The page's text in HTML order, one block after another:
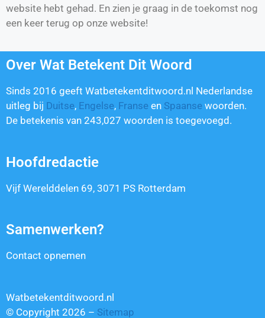
website hebt gehad. En zien je graag in de toekomst nog
een keer terug op onze website!
Over Wat Betekent Dit Woord
Sinds 2016 geeft Watbetekentditwoord.nl Nederlandse
uitleg bij Duitse, Engelse, Franse en Spaanse woorden.
De betekenis van 243,027 woorden is toegevoegd.
Hoofdredactie
Vijf Werelddelen 69, 3071 PS Rotterdam
Samenwerken?
Contact opnemen
Watbetekentditwoord.nl
© Copyright 2026 – Sitemap